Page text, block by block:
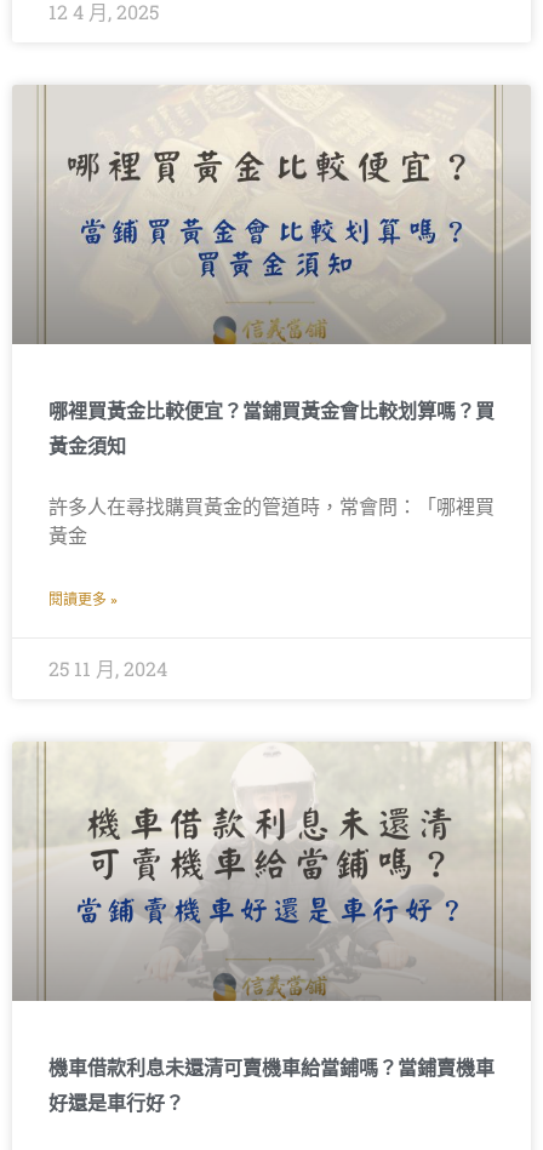
12 4 月, 2025
哪裡買黃金比較便宜？當鋪買黃金會比較划算嗎？買
黃金須知
許多人在尋找購買黃金的管道時，常會問：「哪裡買
黃金
閱讀更多 »
25 11 月, 2024
機車借款利息未還清可賣機車給當鋪嗎？當鋪賣機車
好還是車行好？